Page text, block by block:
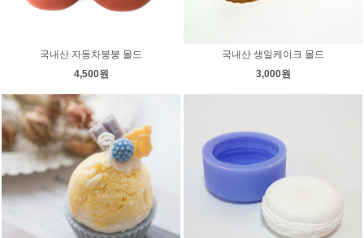
국내산 자동차붕붕 몰드
4,500원
국내산 생일케이크 몰드
3,000원